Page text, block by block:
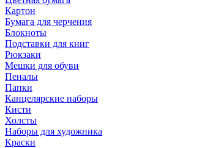
Картон
Бумага для черчения
Блокноты
Подставки для книг
Рюкзаки
Мешки для обуви
Пеналы
Папки
Канцелярские наборы
Кисти
Холсты
Наборы для художника
Краски